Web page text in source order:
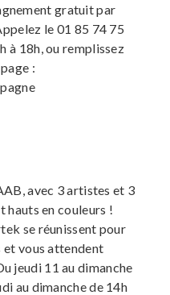
gratuit par
le 01 85 74 75
à 18h, ou remplissez
:
avec 3 artistes et 3
en couleurs !
se réunissent pour
et vous attendent
jeudi 11 au dimanche
au dimanche de 14h